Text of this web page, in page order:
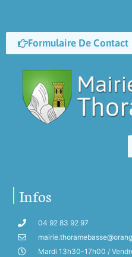
Formulaire De Contact
Infos
04 92 83 92 97
Mardi 13h30-17h00 /